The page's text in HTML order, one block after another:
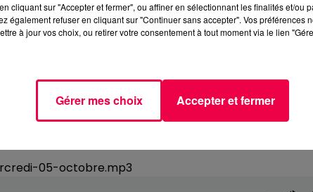
05-octobre.mp3
cliquant sur "Accepter et fermer", ou affiner en sélectionnant les finalités et/ou
également refuser en cliquant sur "Continuer sans accepter". Vos préférences
à jour vos choix, ou retirer votre consentement à tout moment via le lien
Gérer mes choix Accepter et fermer